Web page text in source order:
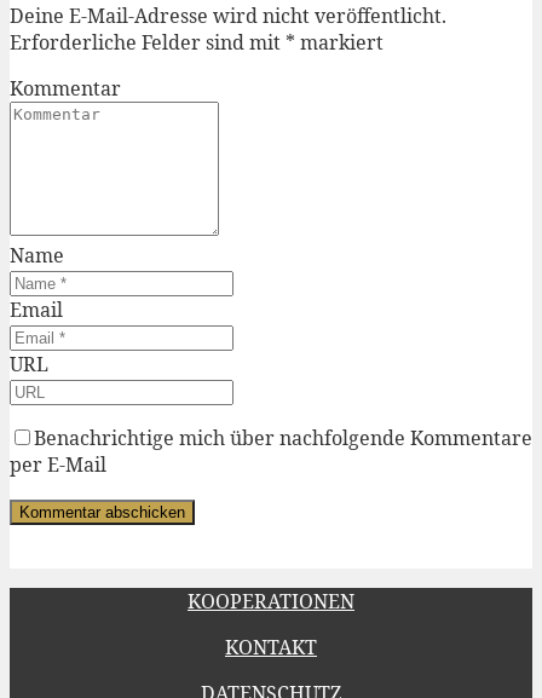
Deine E-Mail-Adresse wird nicht veröffentlicht.
Erforderliche Felder sind mit * markiert
Kommentar
Name
Email
URL
Benachrichtige mich über nachfolgende Kommentare
per E-Mail
KOOPERATIONEN
KONTAKT